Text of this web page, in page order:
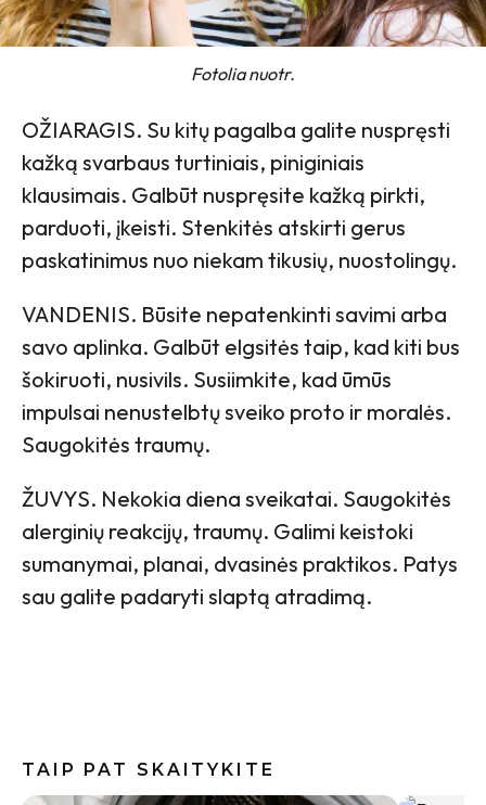
Fotolia nuotr.
OŽIARAGIS. Su kitų pagalba galite nuspręsti
kažką svarbaus turtiniais, piniginiais
klausimais. Galbūt nuspręsite kažką pirkti,
parduoti, įkeisti. Stenkitės atskirti gerus
paskatinimus nuo niekam tikusių, nuostolingų.
VANDENIS. Būsite nepatenkinti savimi arba
savo aplinka. Galbūt elgsitės taip, kad kiti bus
šokiruoti, nusivils. Susiimkite, kad ūmūs
impulsai nenustelbtų sveiko proto ir moralės.
Saugokitės traumų.
ŽUVYS. Nekokia diena sveikatai. Saugokitės
alerginių reakcijų, traumų. Galimi keistoki
sumanymai, planai, dvasinės praktikos. Patys
sau galite padaryti slaptą atradimą.
TAIP PAT SKAITYKITE